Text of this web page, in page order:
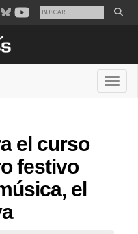
el curso
festivo
el